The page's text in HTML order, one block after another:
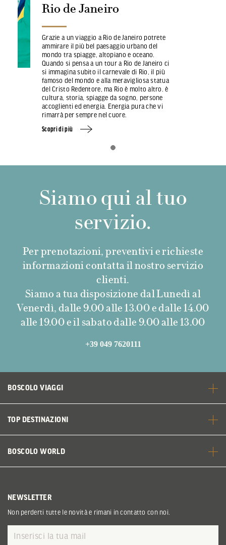
Rio de Janeiro
Grazie a un viaggio a Rio de Janeiro potrete
ammirare il più bel paesaggio urbano del
mondo tra spiagge, altopiano e oceano.
Quando si pensa a un tour a Rio de Janeiro ci
si immagina subito il carnevale di Rio, il più
famoso del mondo e alla meravigliosa statua
del Cristo Redentore, ma Rio è molto altro. è
cultura, storia, spiagge da sogno, persone
accoglienti ed energia. Energia pura che vi
rimarrà per sempre nel cuore.
Scopri di più
Siamo qui al tuo
servizio.
Per prenotazioni, preventivi e richieste
informazioni contatta il nostro servizio
clienti.
Siamo a tua disposizione dal Lunedì al
Venerdì, dalle 9.00 alle 13.00 e dalle 14.00
alle 19.00 e il sabato dalle 9.00 alle 13.00
+39 049 7620111
BOSCOLO VIAGGI
TOP DESTINAZIONI
BOSCOLO WORLD
NEWSLETTER
Non perderti tutte le novità e rimani in contatto con noi.